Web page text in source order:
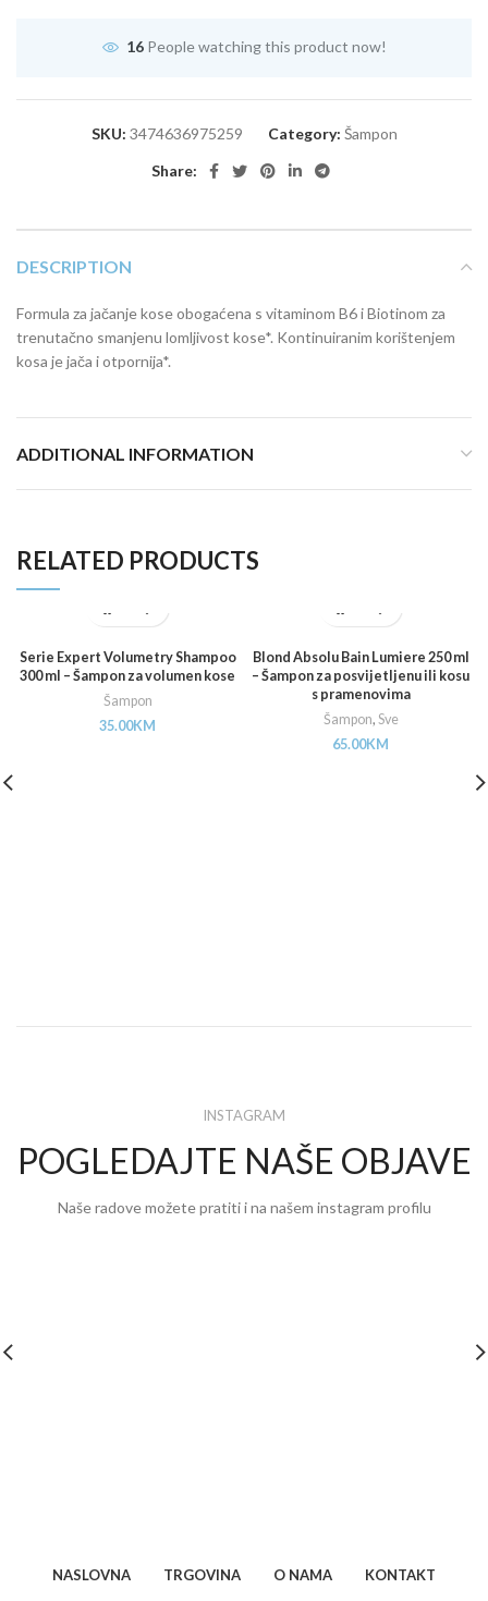
16 People watching this product now!
SKU: 3474636975259 Category: Šampon
Share:
DESCRIPTION
Formula za jačanje kose obogaćena s vitaminom B6 i Biotinom za
trenutačno smanjenu lomljivost kose*. Kontinuiranim korištenjem
kosa je jača i otpornija*.
ADDITIONAL INFORMATION
RELATED PRODUCTS
Serie Expert Volumetry Shampoo
300 ml – Šampon za volumen kose
Šampon
35.00KM
Blond Absolu Bain Lumiere 250 ml
– Šampon za posvijetljenu ili kosu
s pramenovima
Šampon, Sve
65.00KM
INSTAGRAM
POGLEDAJTE NAŠE OBJAVE
Naše radove možete pratiti i na našem instagram profilu
NASLOVNA TRGOVINA O NAMA KONTAKT